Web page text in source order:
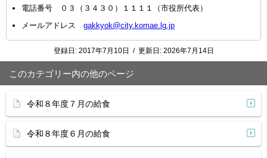
電話番号 ０３（３４３０）１１１１（市役所代表）
メールアドレス gakkyok@city.komae.lg.jp
登録日: 2017年7月10日 / 更新日: 2026年7月14日
このカテゴリー内の他のページ
令和８年度７月の給食
令和８年度６月の給食